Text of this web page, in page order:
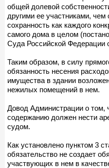
общей долевой
другими ее участниками, чем
сохранность как каждого
самого дома в целом
Суда Российской Федерации
Таким образом, в силу
обязанность несения
имущества в здании
нежилых помещений в нем.
Довод Администрации о том,
содержанию должен нести
судом.
Как установлено пунктом 3
обязательство не создает
участвующих в нем в